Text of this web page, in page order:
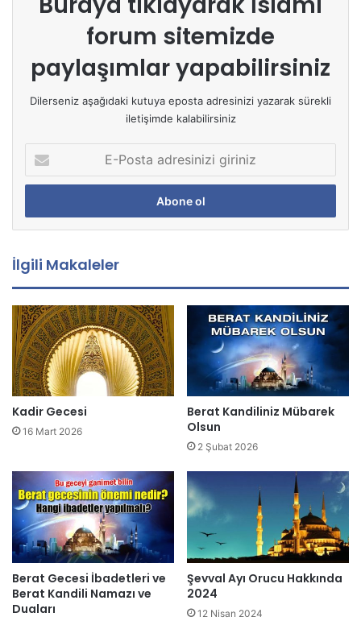
forum sitemizde
paylaşımlar yapabilirsiniz
Dilerseniz aşağıdaki kutuya eposta adresinizi yazarak sürekli
iletişimde kalabilirsiniz
P
s
a
d
r
e
s
i
n
i
g
r
i
n
i
z
İlgili Makaleler
Kadir Gecesi
16 Mart 2026
Berat Kandiliniz Mübarek
Olsun
2 Şubat 2026
Berat Gecesi İbadetleri ve
Berat Kandili Namazı ve
Duaları
Şevval Ayı Orucu Hakkında
2024
12 Nisan 2024